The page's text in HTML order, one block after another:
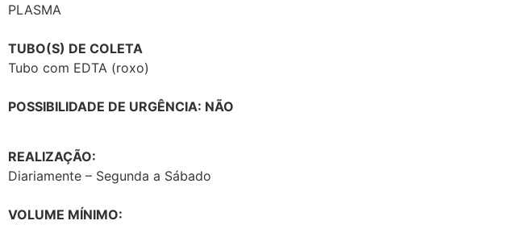
PLASMA
TUBO(S) DE COLETA
Tubo com EDTA (roxo)
POSSIBILIDADE DE URGÊNCIA: NÃO
REALIZAÇÃO:
Diariamente – Segunda a Sábado
VOLUME MÍNIMO: